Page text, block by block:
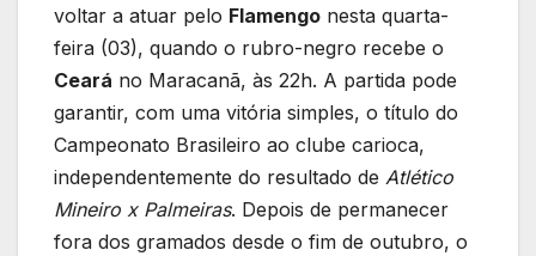
voltar a atuar pelo Flamengo nesta quarta-
feira (03), quando o rubro-negro recebe o
Ceará no Maracanã, às 22h. A partida pode
garantir, com uma vitória simples, o título do
Campeonato Brasileiro ao clube carioca,
independentemente do resultado de Atlético
Mineiro x Palmeiras. Depois de permanecer
fora dos gramados desde o fim de outubro, o